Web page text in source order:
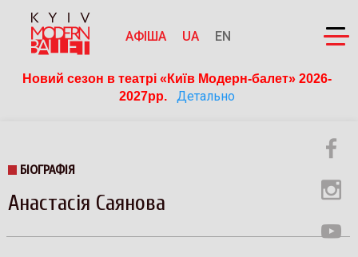
АФІША UA EN
Новий сезон в театрі «Київ Модерн-балет» 2026-
2027рр.
Детально
БІОГРАФІЯ
Анастасія Саянова